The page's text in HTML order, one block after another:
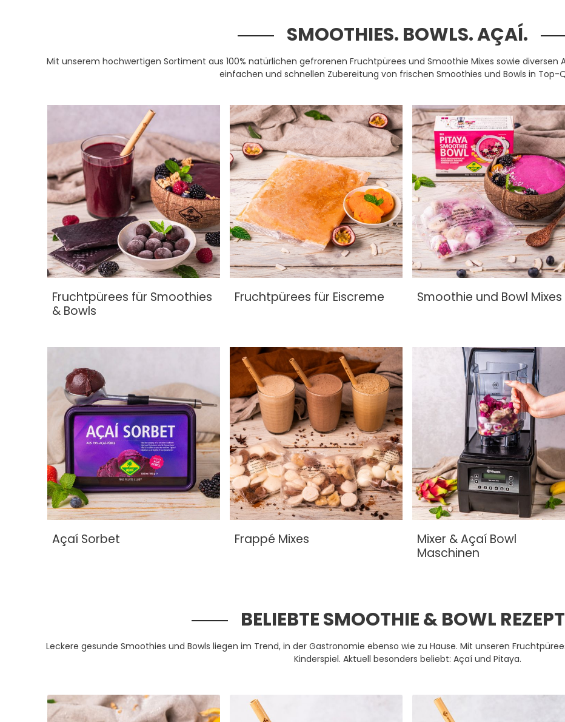
SMOOTHIES. BOWLS. AÇAÍ.
Mit unserem hochwertigen Sortiment aus 100% natürlichen gefrorenen Fruchtpürees und Smoothie Mixes sowie diversen
einfachen und schnellen Zubereitung von frischen Smoothies und Bowls in Top-
Fruchtpürees für Smoothies
& Bowls
Fruchtpürees für Eiscreme Smoothie und Bowl Mixes
Açaí Sorbet Frappé Mixes
Mixer & Açaí Bowl
Maschinen
BELIEBTE SMOOTHIE & BOWL
Leckere gesunde Smoothies und Bowls liegen im Trend, in der Gastronomie ebenso wie zu Hause. Mit unseren
Kinderspiel. Aktuell besonders beliebt: Açaí und Pitaya.